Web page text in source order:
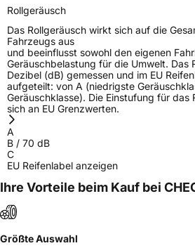
Rollgeräusch
Das Rollgeräusch wirkt sich auf die
Fahrzeugs aus
und beeinflusst sowohl den eigenen
Geräuschbelastung für die Umwelt. Das
Dezibel (dB) gemessen und im EU
aufgeteilt: von A (niedrigste
Geräuschklasse). Die Einstufung für das
sich an EU Grenzwerten.
A
B / 70 dB
C
EU Reifenlabel anzeigen
Ihre Vorteile beim Kauf bei
Größte Auswahl